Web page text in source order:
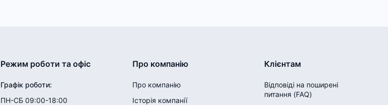
Режим роботи та офіс
Графік роботи:
ПН-СБ 09:00-18:00
Про компанію
Про компанію
Історія компанії
Клієнтам
Відповіді на поширені
питання (FAQ)